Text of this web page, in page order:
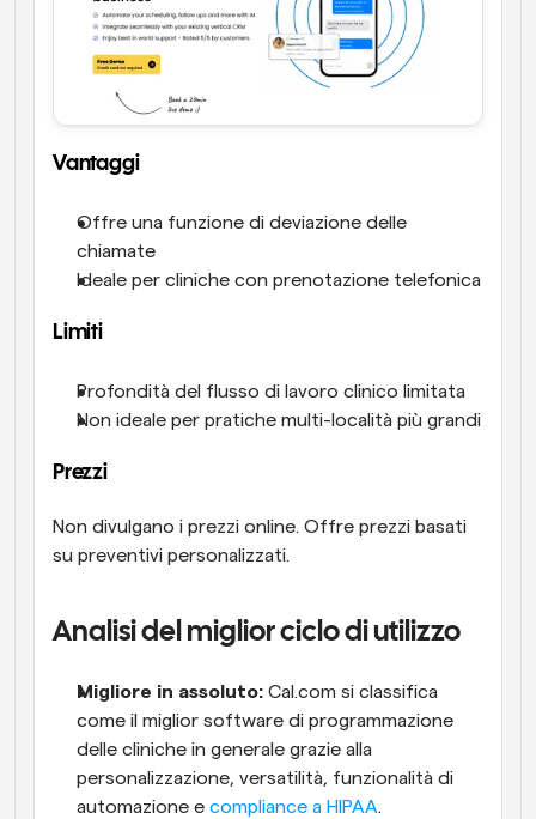
Vantaggi
Offre una funzione di deviazione delle
chiamate
Ideale per cliniche con prenotazione telefonica
Limiti
Profondità del flusso di lavoro clinico limitata
Non ideale per pratiche multi-località più grandi
Prezzi
Non divulgano i prezzi online. Offre prezzi basati
su preventivi personalizzati.
Analisi del miglior ciclo di utilizzo
Migliore in assoluto: Cal.com si classifica
come il miglior software di programmazione
delle cliniche in generale grazie alla
personalizzazione, versatilità, funzionalità di
automazione e compliance a HIPAA.